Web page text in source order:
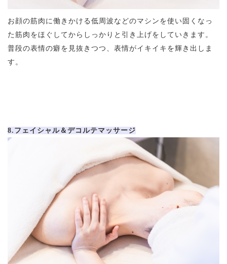
お顔の筋肉に働きかける低周波などのマシンを使い固くなっ
た筋肉をほぐしてからしっかりと引き上げをしていきます。
普段の表情の癖を見抜きつつ、表情がイキイキを輝き出しま
す。
8.フェイシャル＆デコルテマッサージ